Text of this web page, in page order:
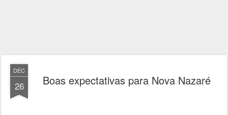
DEC
26 Boas expectativas para Nova Nazaré